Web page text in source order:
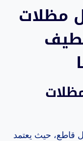
مظلات
قاطع، حيث يعتمد